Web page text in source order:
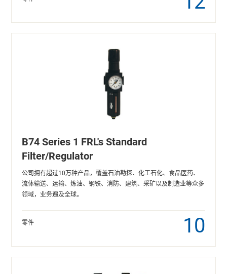
B74 Series 1 FRL's Standard
Filter/Regulator
公司拥有超过10万种产品，覆盖石油勘探、化工石化、食品医药、
流体输送、运输、炼油、钢铁、消防、建筑、采矿以及制造业等众多
领域，业务遍及全球。
零件 10